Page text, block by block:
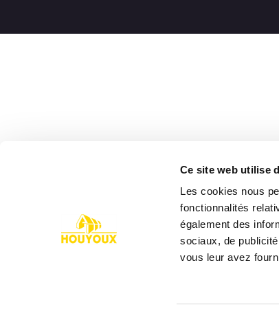
Ce site web utilise
Les cookies nous
fonctionnalités
également des
sociaux, de
vous leur avez